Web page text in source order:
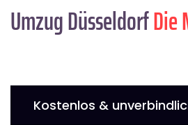
Umzug DüsseldorfDie
Kostenlos &